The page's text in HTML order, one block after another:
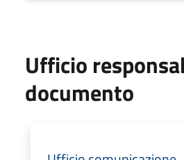
Ufficio
documento